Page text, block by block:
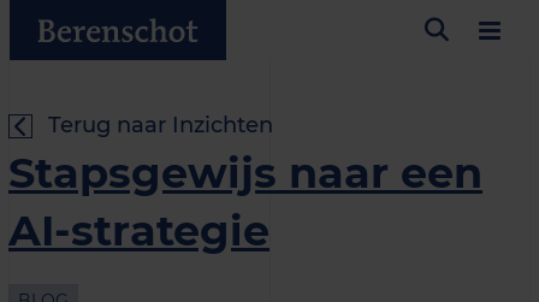
Terug naar Inzichten
Stapsgewijs naar een
AI-strategie